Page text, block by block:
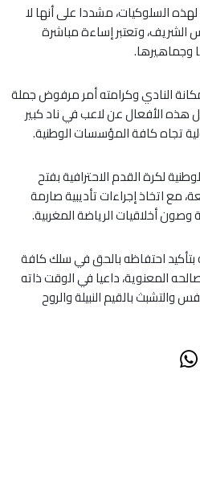
السلوكيات، مشددا على أنها لا
الشريف، وتعتبر إساءة مباشرة
وجماهيرها.
النادي وكرامته أمر مرفوض جملة
هذه الأفعال عن لاعب في ناد كبير
تجاه كافة المؤسسات الوطنية.
لكرة القدم الاحترافية بفتح
اتخاذ إجراءات تأديبية صارمة
أخلاقيات الرياضة المغربية.
احتفاظه بالحق في سلك كافة
المعنوية، داعيا في الوقت ذاته
بالقيم النبيلة والروح